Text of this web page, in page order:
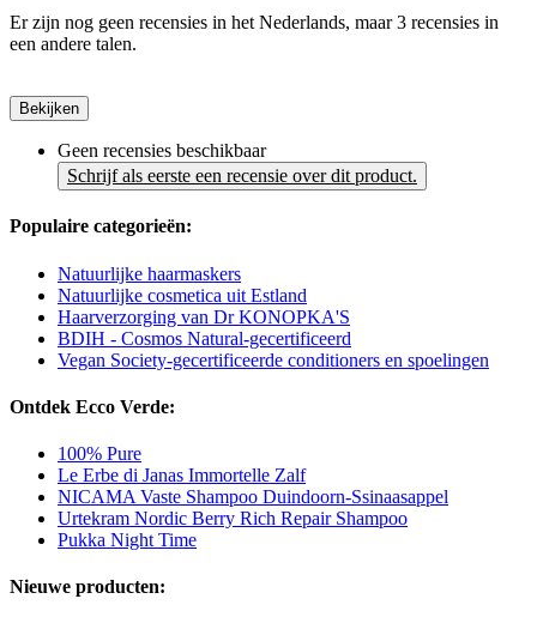
Er zijn nog geen recensies in het Nederlands, maar 3 recensies in
een andere talen.
Bekijken
Geen recensies beschikbaar
Schrijf als eerste een recensie over dit product.
Populaire categorieën:
Natuurlijke haarmaskers
Natuurlijke cosmetica uit Estland
Haarverzorging van Dr KONOPKA'S
BDIH - Cosmos Natural-gecertificeerd
Vegan Society-gecertificeerde conditioners en spoelingen
Ontdek Ecco Verde:
100% Pure
Le Erbe di Janas Immortelle Zalf
NICAMA Vaste Shampoo Duindoorn-Ssinaasappel
Urtekram Nordic Berry Rich Repair Shampoo
Pukka Night Time
Nieuwe producten: